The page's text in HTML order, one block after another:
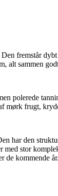
fremstår
alt sammen
polerede
mørk frugt,
har den
stor
de kommende år.